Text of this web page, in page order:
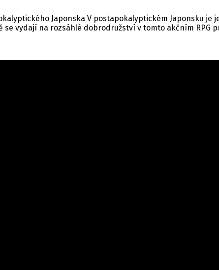
Japonska V postapokalyptickém Japonsku je
vydají na rozsáhlé dobrodružství v tomto akčním RPG